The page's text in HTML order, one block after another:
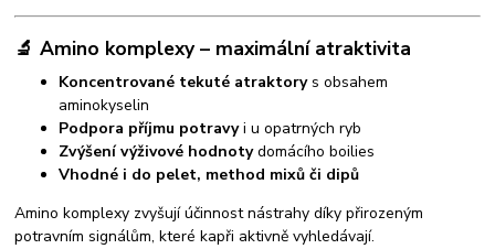
🔬 Amino komplexy – maximální atraktivita
Koncentrované tekuté atraktorys obsahem
aminokyselin
Podpora příjmu potravyi u opatrných ryb
Zvýšení výživové hodnotydomácího boilies
Vhodné i do pelet, method mixů či dipů
Amino komplexy zvyšují účinnost nástrahy díky přirozeným
potravním signálům, které kapři aktivně vyhledávají.